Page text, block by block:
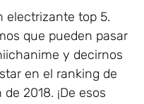
electrizante top 5.
que pueden pasar
y decirnos
en el ranking de
2018. ¡De esos